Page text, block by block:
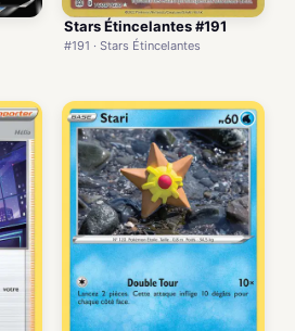
Stars Étincelantes #191
#191 · Stars Étincelantes